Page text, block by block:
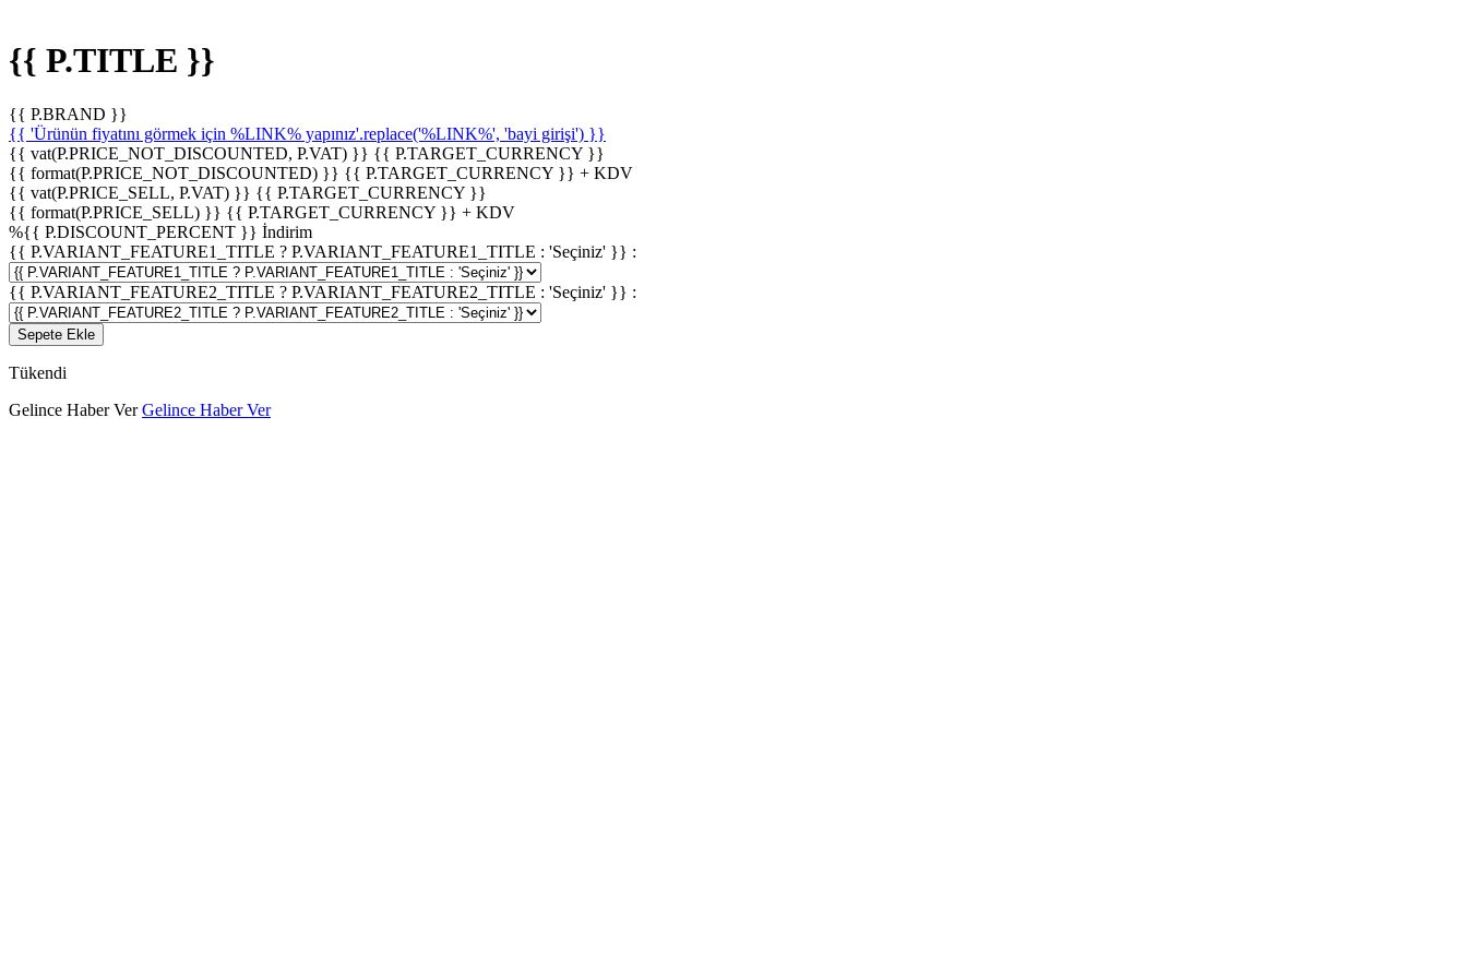
{{ P.TITLE }}
{{ P.BRAND }}
{{ 'Ürünün fiyatını görmek için %LINK% yapınız'.replace('%LINK%', 'bayi girişi') }}
{{ vat(P.PRICE_NOT_DISCOUNTED, P.VAT) }} {{ P.TARGET_CURRENCY }}
{{ format(P.PRICE_NOT_DISCOUNTED) }} {{ P.TARGET_CURRENCY }} + KDV
{{ vat(P.PRICE_SELL, P.VAT) }} {{ P.TARGET_CURRENCY }}
{{ format(P.PRICE_SELL) }} {{ P.TARGET_CURRENCY }} + KDV
%{{ P.DISCOUNT_PERCENT }} İndirim
{{ P.VARIANT_FEATURE1_TITLE ? P.VARIANT_FEATURE1_TITLE : 'Seçiniz' }} :
{{ P.VARIANT_FEATURE2_TITLE ? P.VARIANT_FEATURE2_TITLE : 'Seçiniz' }} :
Sepete Ekle
Tükendi
Gelince Haber Ver Gelince Haber Ver